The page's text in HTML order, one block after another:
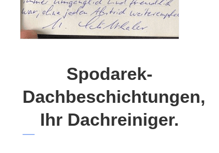
Spodarek-
Dachbeschichtungen,
Ihr Dachreiniger.